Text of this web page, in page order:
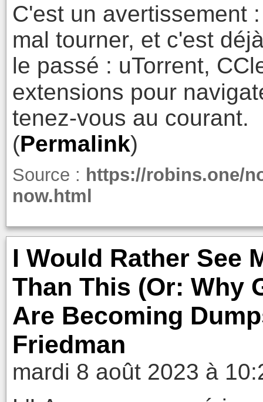
C'est un avertissement
mal tourner, et c'est
le passé : uTorrent,
extensions pour
tenez-vous au courant.
(Permalink)
Source : https://robins.one/
now.html
I Would Rather See
Than This (Or: Why
Are Becoming
Friedman
mardi 8 août 2023 à